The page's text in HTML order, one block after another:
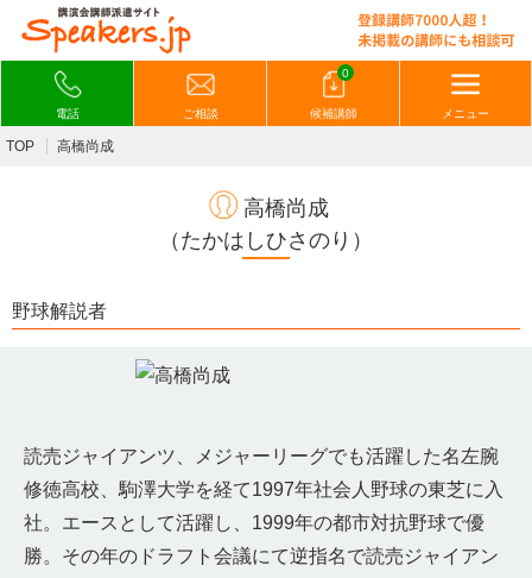
電話 ご相談
0
候補講師 メニュー
TOP 高橋尚成
高橋尚成
（たかはしひさのり）
野球解説者
読売ジャイアンツ、メジャーリーグでも活躍した名左腕
修徳高校、駒澤大学を経て1997年社会人野球の東芝に入
社。エースとして活躍し、1999年の都市対抗野球で優
勝。その年のドラフト会議にて逆指名で読売ジャイアン